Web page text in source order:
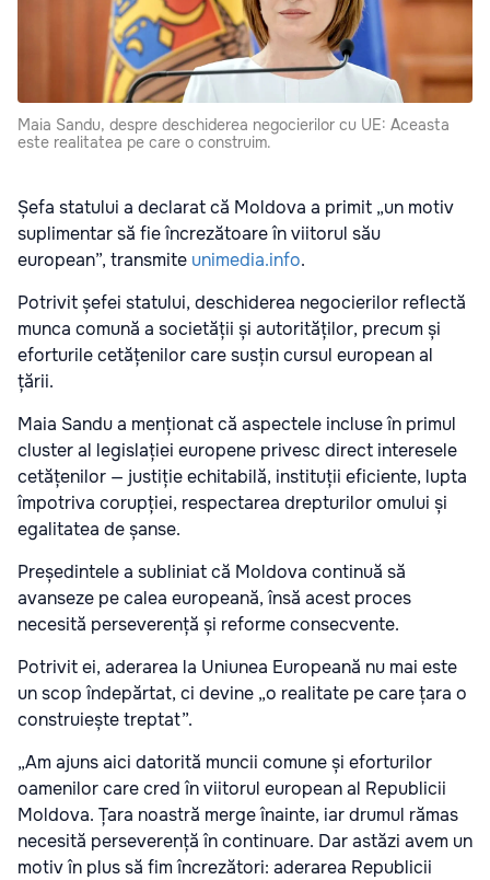
Maia Sandu, despre deschiderea negocierilor cu UE: Aceasta
este realitatea pe care o construim.
Șefa statului a declarat că Moldova a primit „un motiv
suplimentar să fie încrezătoare în viitorul său
european”, transmite unimedia.info.
Potrivit șefei statului, deschiderea negocierilor reflectă
munca comună a societății și autorităților, precum și
eforturile cetățenilor care susțin cursul european al
țării.
Maia Sandua menționat că aspectele incluse în primul
cluster al legislației europene privesc direct interesele
cetățenilor — justiție echitabilă, instituții eficiente, lupta
împotriva corupției, respectarea drepturilor omului și
egalitatea de șanse.
Președintele a subliniat că Moldova continuă să
avanseze pe calea europeană, însă acest proces
necesită perseverență și reforme consecvente.
Potrivit ei, aderarea la Uniunea Europeană nu mai este
un scop îndepărtat, ci devine „o realitate pe care țara o
construiește treptat”.
„Am ajuns aici datorită muncii comune și eforturilor
oamenilor care cred în viitorul european al Republicii
Moldova. Țara noastră merge înainte, iar drumul rămas
necesită perseverență în continuare. Dar astăzi avem un
motiv în plus să fim încrezători: aderarea Republicii